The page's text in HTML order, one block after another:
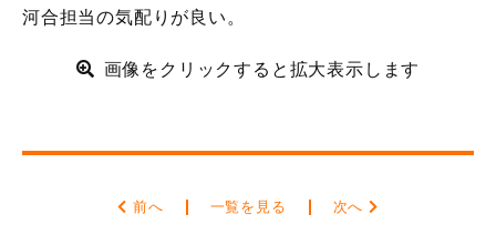
河合担当の気配りが良い。
画像をクリックすると拡大表示します
前へ 一覧を見る 次へ